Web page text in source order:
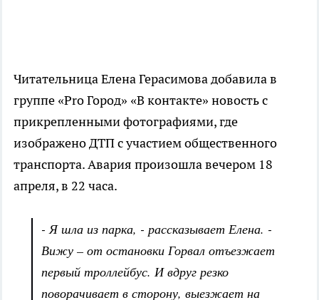
Читательница Елена Герасимова добавила в
группе «Pro Город» «В контакте» новость с
прикрепленными фотографиями, где
изображено ДТП с участием общественного
транспорта. Авария произошла вечером 18
апреля, в 22 часа.
- Я шла из парка, - рассказывает Елена. -
Вижу – от остановки Горвал отъезжает
первый троллейбус. И вдруг резко
поворачивает в сторону, выезжает на